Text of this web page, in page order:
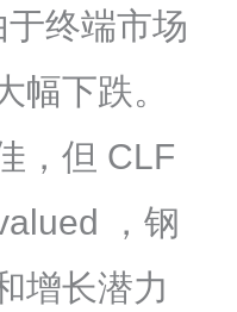
终端市场
幅下跌。
，但 CLF
，钢
增长潜力